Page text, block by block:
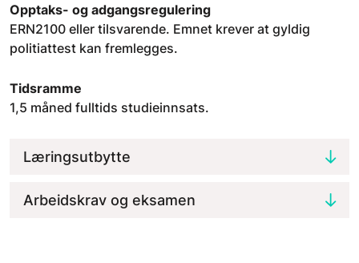
Opptaks- og adgangsregulering
ERN2100 eller tilsvarende. Emnet krever at gyldig
politiattest kan fremlegges.
Tidsramme
1,5 måned fulltids studieinnsats.
Læringsutbytte
Arbeidskrav og eksamen